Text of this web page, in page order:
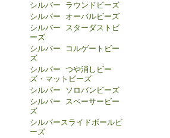
シルバー ラウンドビーズ
シルバー オーバルビーズ
シルバー スターダストビ
ーズ
シルバー コルゲートビー
ズ
シルバー つや消しビー
ズ・マットビーズ
シルバー ソロバンビーズ
シルバー スペーサービー
ズ
シルバースライドボールビ
ーズ